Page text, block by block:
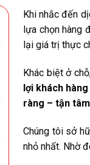
Khi nhắc đến
lựa chọn hàng
lại giá trị thực
Khác biệt ở
lợi khách
ràng – tận tâm
Chúng tôi sở
nhỏ nhất. Nhờ